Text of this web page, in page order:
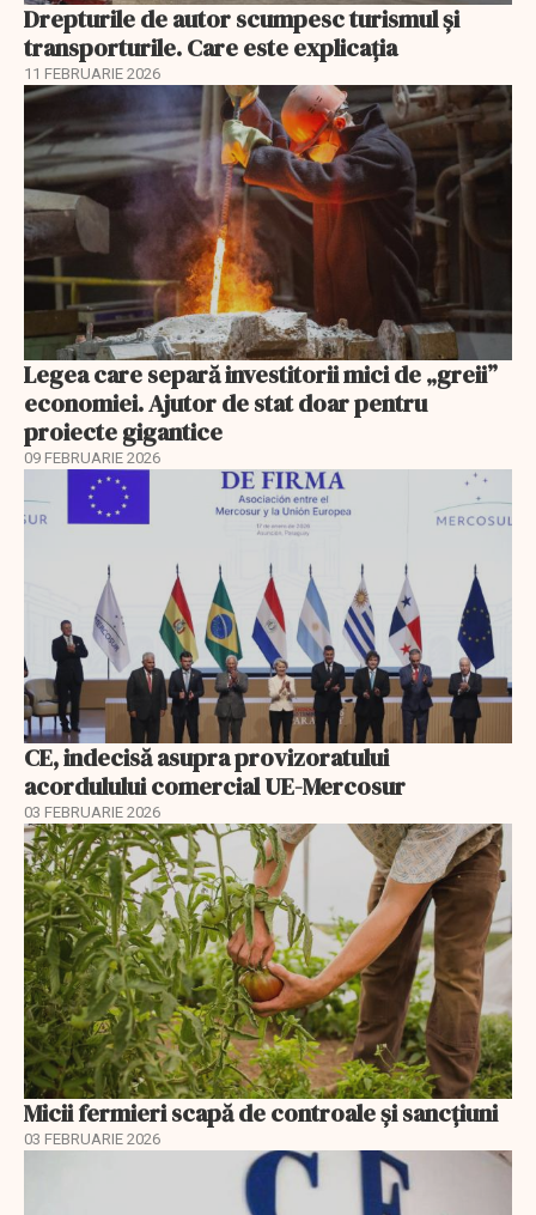
Drepturile de autor scumpesc turismul și
transporturile. Care este explicația
11 FEBRUARIE 2026
Legea care separă investitorii mici de „greii”
economiei. Ajutor de stat doar pentru
proiecte gigantice
09 FEBRUARIE 2026
CE, indecisă asupra provizoratului
acordulului comercial UE-Mercosur
03 FEBRUARIE 2026
Micii fermieri scapă de controale și sancțiuni
03 FEBRUARIE 2026